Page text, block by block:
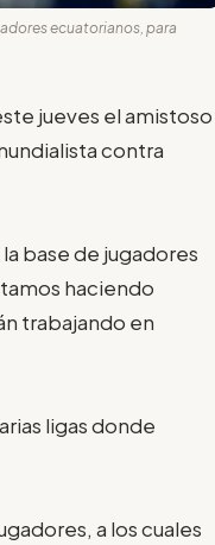
ecuatorianos, para
jueves el amistoso
contra
base de jugadores
haciendo
trabajando en
ligas donde
a los cuales